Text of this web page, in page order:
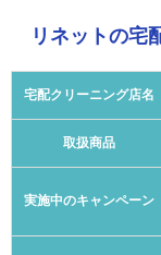
リネットの宅
宅配クリーニング店名
取扱商品
実施中のキャンペーン